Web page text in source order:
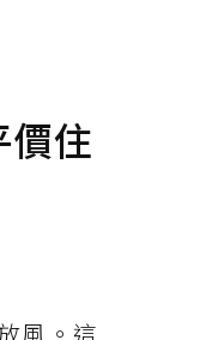
價住